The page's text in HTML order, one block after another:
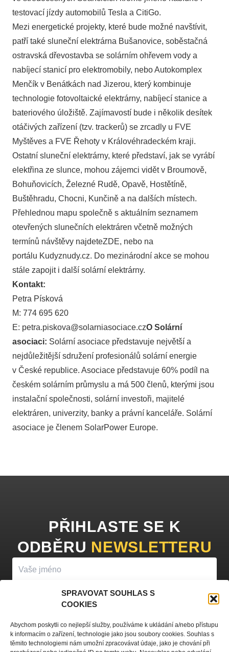
SPRAVOVAT SOUHLAS S
COOKIES
Abychom poskytli co nejlepší služby, používáme k ukládání a/nebo přístupu
k informacím o zařízení, technologie jako jsou soubory cookies. Souhlas s
těmito technologiemi nám umožní zpracovávat údaje, jako je chování při
testovací jízdy automobilů Tesla a CitiGo.
Mezi energetické projekty, které bude možné navštívit,
patří také sluneční elektrárna Bušanovice, soběstačná
ostravská dřevostavba se solárním ohřevem vody a
nabíjecí stanicí pro elektromobily, nebo Autokomplex
Menčík v Benátkách nad Jizerou, který kombinuje
technologie fotovoltaické elektrárny, nabíjecí stanice a
bateriového úložiště. Zajímavostí bude i několik desítek
otáčivých zařízení (tzv. trackerů) se zrcadly u FVE
Myštěves a FVE Řehoty v Královéhradeckém kraji.
Ostatní sluneční elektrárny, které představí, jak se vyrábí
elektřina ze slunce, mohou zájemci vidět v Broumově,
Bohuňovicích, Železné Rudě, Opavě, Hostětíně,
Buštěhradu, Chocni, Kunčině a na dalších místech.
Přehlednou mapu společně s aktuálním seznamem
otevřených slunečních elektráren včetně možných
termínů návštěvy najdeteZDE, nebo na
portálu Kudyznudy.cz. Do mezinárodní akce se mohou
stále zapojit i další solární elektrárny.
Kontakt:
Petra Písková
M: 774 695 620
E: petra.piskova@solarniasociace.czO Solární
asociaci: Solární asociace představuje největší a
nejdůležitější sdružení profesionálů solární energie
v České republice. Asociace představuje 60% podíl na
českém solárním průmyslu a má 500 členů, kterými jsou
instalační společnosti, solární investoři, majitelé
elektráren, univerzity, banky a právní kanceláře. Solární
asociace je členem SolarPower Europe.
PŘIHLASTE SE K
ODBĚRU NEWSLETTERU
Vyplněním vašeho jména a e-mailu souhlasíte sezpracováním